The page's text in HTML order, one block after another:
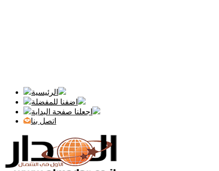
الرئيسية
اضفنا للمفضلة
اجعلنا صفحة البداية
اتصل بنا